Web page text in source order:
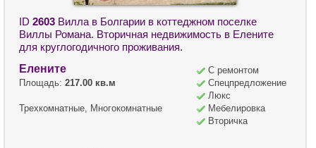
ID 2603 Вилла в Болгарии в коттеджном поселке
Виллы Романа. Вторичная недвижимость в Елените
для круглогодичного проживания.
Елените
Площадь: 217.00 кв.м
Трехкомнатные, Многокомнатные
С ремонтом
Спецпредложение
Люкс
Мебелировка
Вторичка